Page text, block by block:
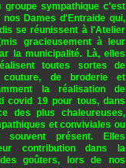
groupe sympathique c'est
nos Dames d'Entraide qui,
se réunissent à l'Atelier
gracieusement à leur
la municipalité. Là, elles
toutes sortes de
de broderie et
la réalisation de
covid 19 pour tous, dans
des plus chaleureuses,
et conviviales ou
présent. Elles
contribution dans la
goûters, lors de nos